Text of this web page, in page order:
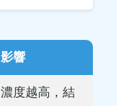
影響
濃度越高，結